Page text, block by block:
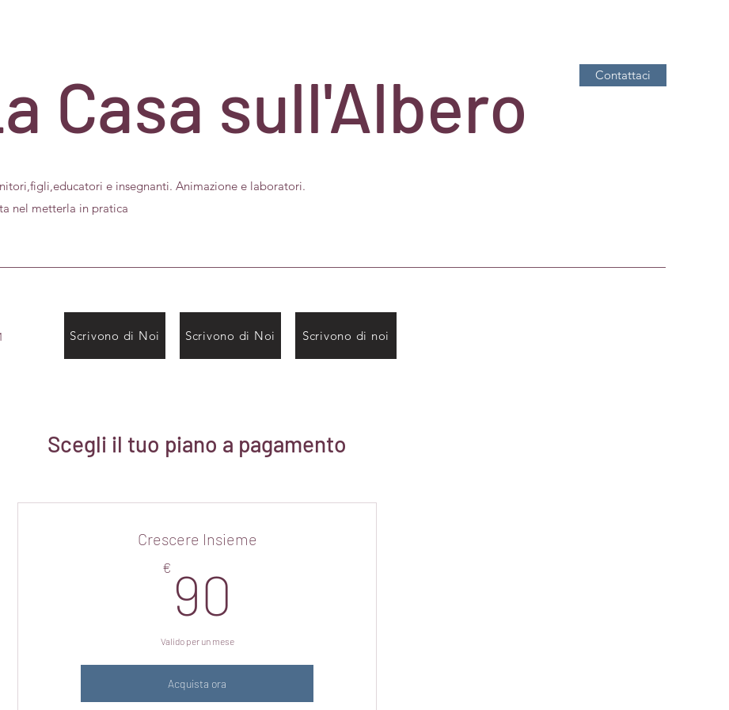
Casa sull'Albero
e insegnanti. Animazione e laboratori.
metterla in pratica
Contattaci
Scrivono di Noi Scrivono di Noi Scrivono di noi
Scegli il tuo piano a pagamento
Crescere Insieme
€ 90
Valido per un mese
Acquista ora